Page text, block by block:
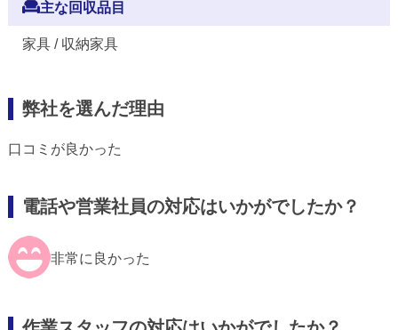
主な回収品目
家具 / 収納家具
弊社を選んだ理由
口コミが良かった
電話や営業社員の対応はいかがでしたか？
非常に良かった